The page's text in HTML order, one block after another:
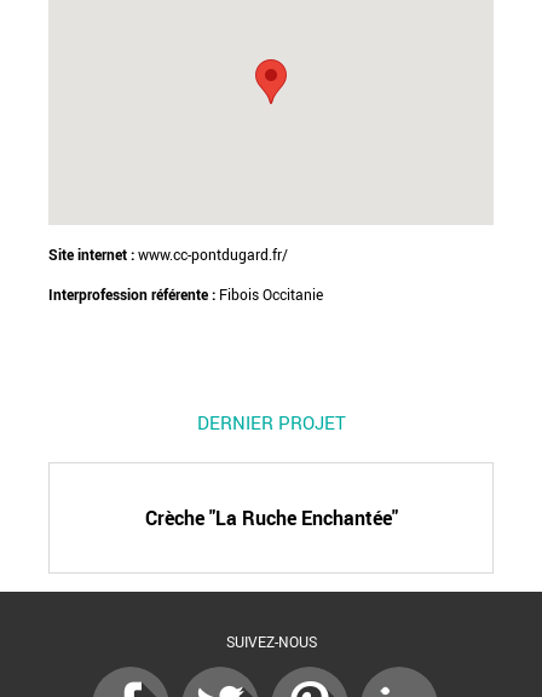
Site internet :www.cc-pontdugard.fr/
Interprofession référente : Fibois Occitanie
DERNIER PROJET
Crèche "La Ruche Enchantée"
SUIVEZ-NOUS